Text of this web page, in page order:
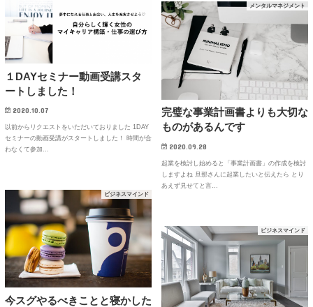
１DAYセミナー動画受講スタ
ートしました！
2020.10.07
以前からリクエストをいただいておりました 1DAY
セミナーの動画受講がスタートしました！ 時間が合
わなくて参加…
メンタルマネジメント
完璧な事業計画書よりも大切な
ものがあるんです
2020.09.28
起業を検討し始めると「事業計画書」の作成を検討
しますよね 旦那さんに起業したいと伝えたら とり
あえず見せてと言…
ビジネスマインド
今スグやるべきことと寝かした
ビジネスマインド